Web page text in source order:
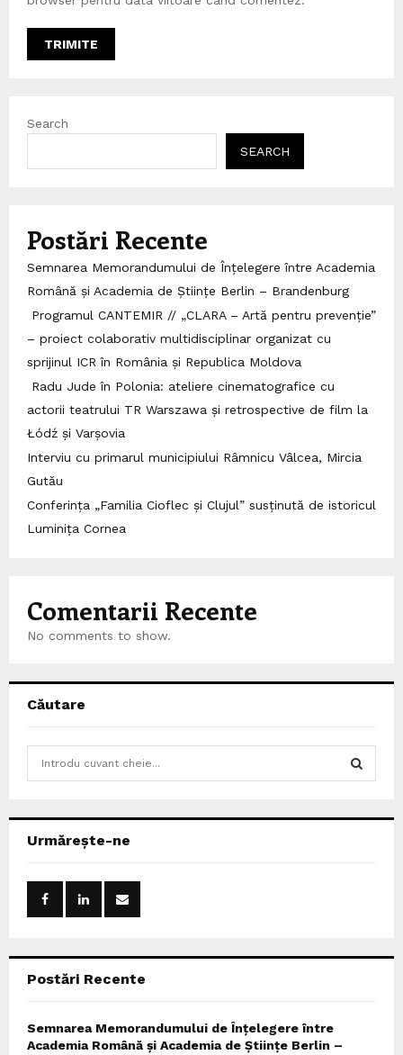
Search
SEARCH
Postări Recente
Semnarea Memorandumului de Înțelegere între Academia
Română și Academia de Științe Berlin – Brandenburg
Programul CANTEMIR // „CLARA – Artă pentru prevenție”
– proiect colaborativ multidisciplinar organizat cu
sprijinul ICR în România și Republica Moldova
Radu Jude în Polonia: ateliere cinematografice cu
actorii teatrului TR Warszawa și retrospective de film la
Łódź și Varșovia
Interviu cu primarul municipiului Râmnicu Vâlcea, Mircia
Gutău
Conferința „Familia Cioflec și Clujul” susținută de istoricul
Luminița Cornea
Comentarii Recente
No comments to show.
Căutare
h
Urmărește-ne
Postări Recente
Semnarea Memorandumului de Înțelegere între
Academia Română și Academia de Științe Berlin –